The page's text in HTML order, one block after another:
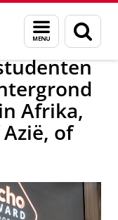
Menu
en
zoeken
voor jou
Afrika,
of